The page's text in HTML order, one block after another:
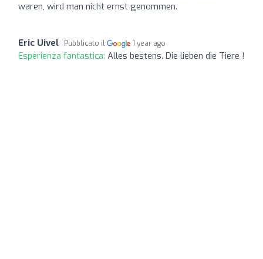
waren, wird man nicht ernst genommen.
Eric Uivel Pubblicato il 1 year ago
Esperienza fantastica: Alles bestens. Die lieben die Tiere !